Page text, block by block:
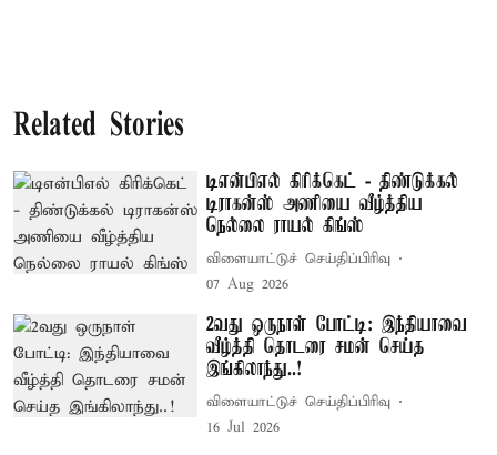
Related Stories
டிஎன்பிஎல் கிரிக்கெட் - திண்டுக்கல்
டிராகன்ஸ் அணியை வீழ்த்திய
நெல்லை ராயல் கிங்ஸ்
விளையாட்டுச் செய்திப்பிரிவு
07 Aug 2026
2வது ஒருநாள் போட்டி: இந்தியாவை
வீழ்த்தி தொடரை சமன் செய்த
இங்கிலாந்து..!
விளையாட்டுச் செய்திப்பிரிவு
16 Jul 2026